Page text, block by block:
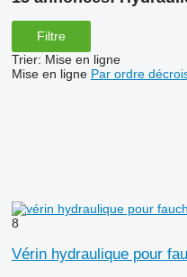
Filtre
Trier: Mise en ligne
Mise en ligne Par ordre
8
Vérin hydraulique pour